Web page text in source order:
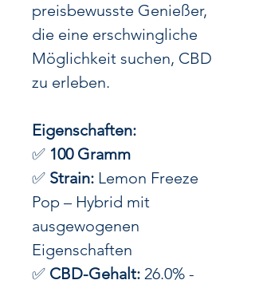
preisbewusste Genießer,
die eine erschwingliche
Möglichkeit suchen, CBD
zu erleben.
Eigenschaften:
✅ 100 Gramm
✅ Strain: Lemon Freeze
Pop – Hybrid mit
ausgewogenen
Eigenschaften
✅ CBD-Gehalt: 26.0% -